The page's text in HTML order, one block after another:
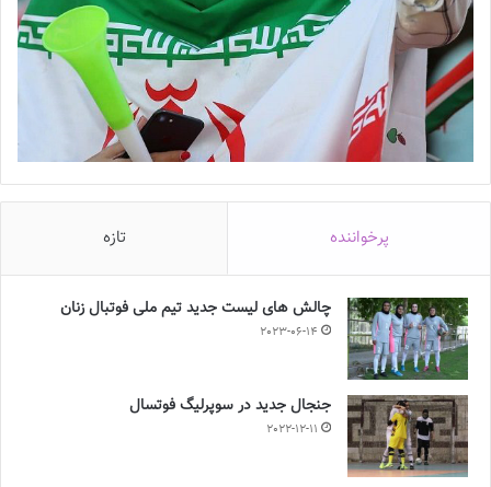
هفته پانزدهم رقابت‌های لیگ برتر فوتبال زنان در شرایطی پنجشنبه 13
بهمن‌ماه به انجام می‌رسد که در مهم‌ترین بازی هفته، خاتون بم در خانه
باید برابر سپاهان اصفهان قرار گیرد، دیداری که می‌تواند نتیجه آن تاثیر
مهمی در تعیین سرنوشت تیم قهرمان لیگ پانزدهم داشته باشد. در دیگر
بازی حساس هفته هم در بندرانزلی، ملوان باید برابر شهرداری سیرجان
به میدان برود.
برچسب ها روزنامه فوتبالز
پرخواننده تازه
چالش هاى ليست جدید تيم ملى فوتبال زنان
2023-06-14
جنجال جدید در سوپرلیگ فوتسال
2022-12-11